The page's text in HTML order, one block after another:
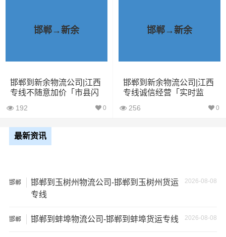
5米2货
车
28立方 6吨 5×2.4×2.9
车
9米6货
邯郸→新余
邯郸到新余物流公司|江西
专线不随意加价「市县闪
192 0
邯郸→新余
邯郸到新余物流公司|江西
专线诚信经营「实时监
256 0
最新资讯
邯郸 2026-08-08
邯郸到玉树州物流公司-邯郸到玉树州货运
专线
邯郸 2026-08-08
邯郸到蚌埠物流公司-邯郸到蚌埠货运专线